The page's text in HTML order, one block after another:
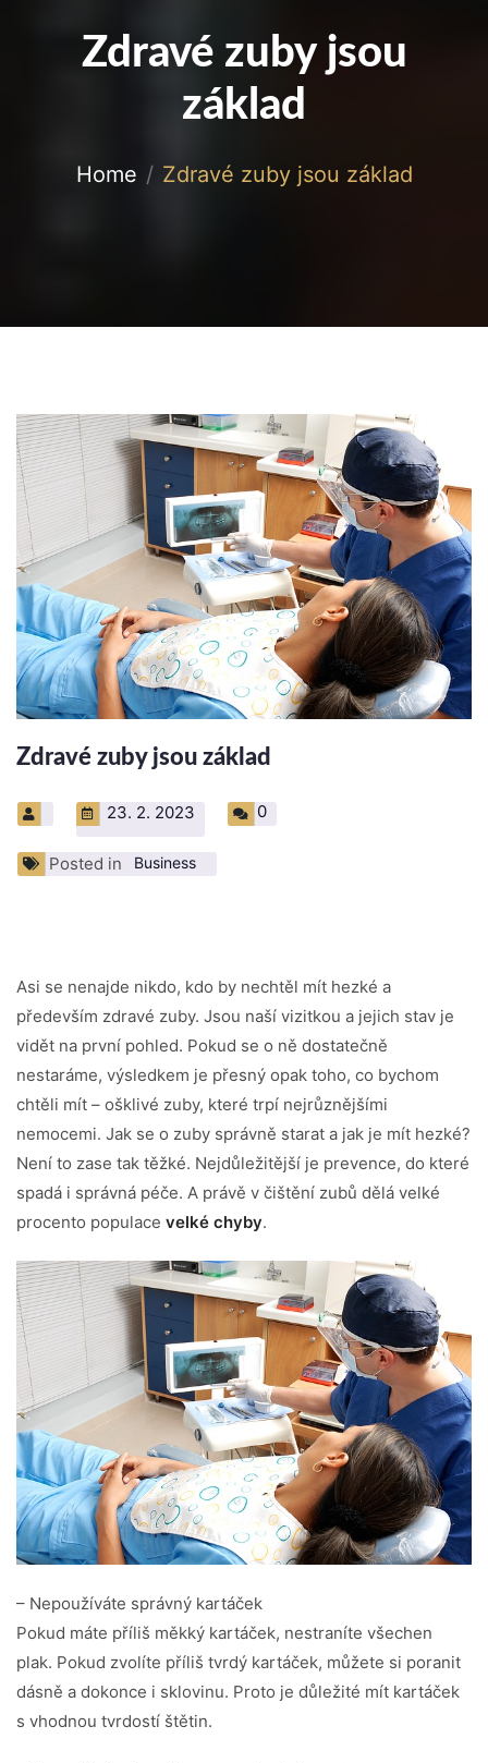
Zdravé zuby jsou
základ
Home Zdravé zuby jsou základ
Zdravé zuby jsou základ
23. 2. 2023 0
Posted in Business
Asi se nenajde nikdo, kdo by nechtěl mít hezké a
především zdravé zuby. Jsou naší vizitkou a jejich stav je
vidět na první pohled. Pokud se o ně dostatečně
nestaráme, výsledkem je přesný opak toho, co bychom
chtěli mít – ošklivé zuby, které trpí nejrůznějšími
nemocemi. Jak se o zuby správně starat a jak je mít hezké?
Není to zase tak těžké. Nejdůležitější je prevence, do které
spadá i správná péče. A právě v čištění zubů dělá velké
procento populace velké chyby.
– Nepoužíváte správný kartáček
Pokud máte příliš měkký kartáček, nestraníte všechen
plak. Pokud zvolíte příliš tvrdý kartáček, můžete si poranit
dásně a dokonce i sklovinu. Proto je důležité mít kartáček
s vhodnou tvrdostí štětin.